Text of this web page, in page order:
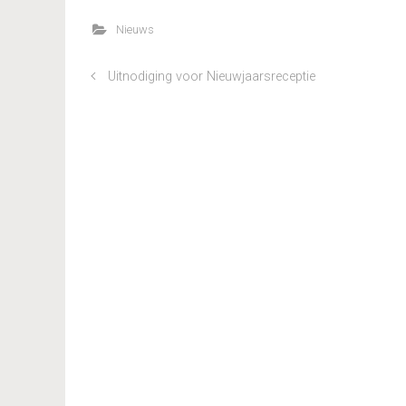
Nieuws
Uitnodiging voor Nieuwjaarsreceptie